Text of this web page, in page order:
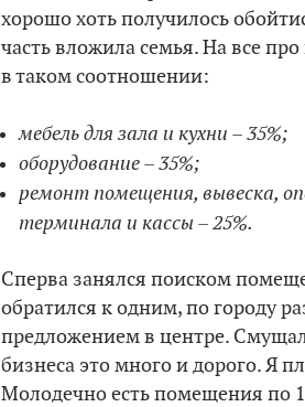
хорошо хоть получилось
часть вложила семья. На все
в таком соотношении:
мебель для зала и кухни – 35%;
оборудование – 35%;
ремонт помещения, вывеска,
терминала и кассы – 25%.
Сперва занялся поиском
обратился к одним, по городу
предложением в центре.
бизнеса это много и дорого. Я
Молодечно есть помещения по